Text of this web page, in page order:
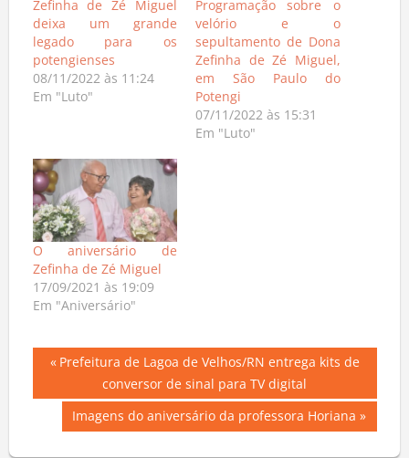
Zefinha de Zé Miguel
deixa um grande
legado para os
potengienses
08/11/2022 às 11:24
Em "Luto"
Programação sobre o
velório e o
sepultamento de Dona
Zefinha de Zé Miguel,
em São Paulo do
Potengi
07/11/2022 às 15:31
Em "Luto"
O aniversário de
Zefinha de Zé Miguel
17/09/2021 às 19:09
Em "Aniversário"
Navegação
de
Post
Previous
Prefeitura de Lagoa de Velhos/RN entrega kits de
conversor de sinal para TV digital
Next
Imagens do aniversário da professora Horiana